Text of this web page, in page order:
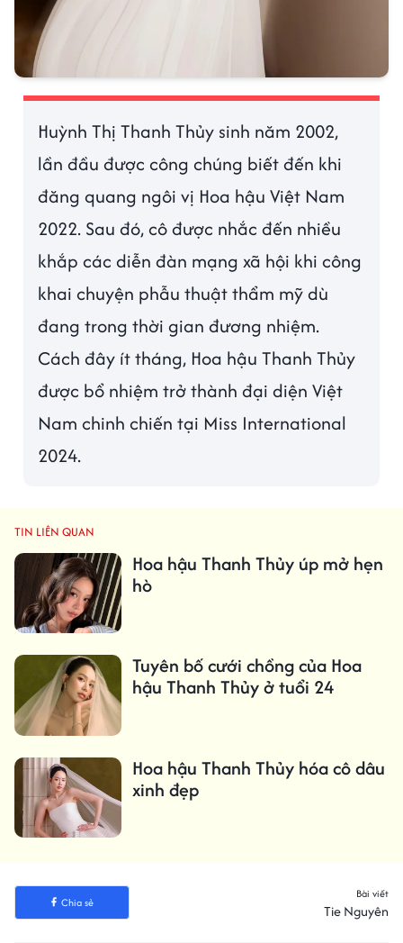
Huỳnh Thị Thanh Thủy sinh năm 2002,
lần đầu được công chúng biết đến khi
đăng quang ngôi vị Hoa hậu Việt Nam
2022. Sau đó, cô được nhắc đến nhiều
khắp các diễn đàn mạng xã hội khi công
khai chuyện phẫu thuật thẩm mỹ dù
đang trong thời gian đương nhiệm.
Cách đây ít tháng, Hoa hậu Thanh Thủy
được bổ nhiệm trở thành đại diện Việt
Nam chinh chiến tại Miss International
2024.
TIN LIÊN QUAN
Hoa hậu Thanh Thủy úp mở hẹn
hò
Tuyên bố cưới chồng của Hoa
hậu Thanh Thủy ở tuổi 24
Hoa hậu Thanh Thủy hóa cô dâu
xinh đẹp
Chia sẻ
Bài viết
Tie Nguyên